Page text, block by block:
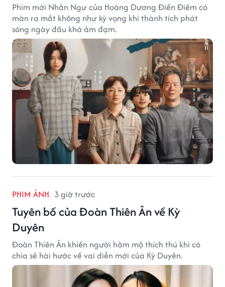
Phim mới Nhân Ngư của Hoàng Dương Điền Điềm có
màn ra mắt không như kỳ vọng khi thành tích phát
sóng ngày đầu khá ảm đạm.
PHIM ẢNH 3 giờ trước
Tuyên bố của Đoàn Thiên Ân về Kỳ
Duyên
Đoàn Thiên Ân khiến người hâm mộ thích thú khi có
chia sẻ hài hước về vai diễn mới của Kỳ Duyên.